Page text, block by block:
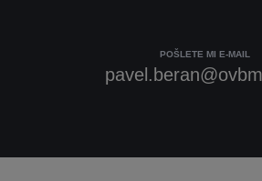
POŠLETE MI E-MAIL